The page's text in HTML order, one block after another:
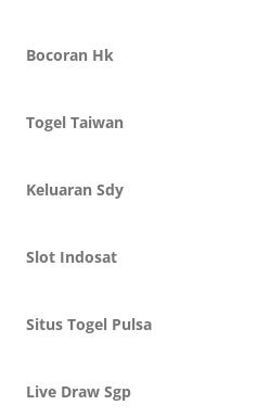
Bocoran Hk
Togel Taiwan
Keluaran Sdy
Slot Indosat
Situs Togel Pulsa
Live Draw Sgp